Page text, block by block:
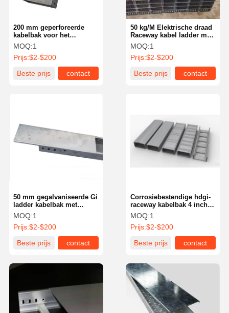
50 kg/M Elektrische draad
Raceway kabel ladder met
deksel 150 mm
MOQ:1
Prijs:$2-$200
Beste prijs
contact
200 mm geperforeerde
kabelbak voor het
datacentrum
MOQ:1
Prijs:$2-$200
Beste prijs
contact
Corrosiebestendige hdgi-
raceway kabelbak 4 inch
12 inch voor elektrische
systemen
MOQ:1
Prijs:$2-$200
Beste prijs
contact
50 mm gegalvaniseerde Gi
ladder kabelbak met
deksel lichtgewicht
MOQ:1
Prijs:$2-$200
Beste prijs
contact